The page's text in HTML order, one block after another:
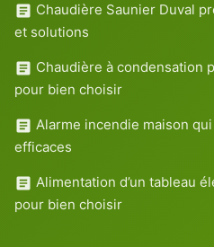
Chaudière Saunier Duval
et solutions
Chaudière à condensation
pour bien choisir
Alarme incendie maison
efficaces
Alimentation d’un tableau
pour bien choisir